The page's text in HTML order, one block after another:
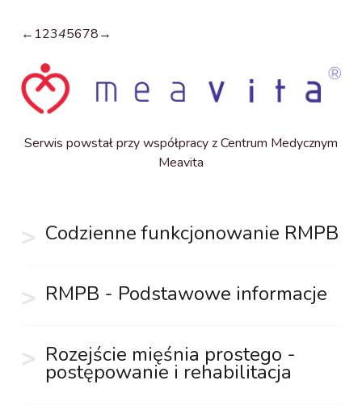
← 12345678→
Serwis powstał przy współpracy z Centrum Medycznym
Meavita
Codzienne funkcjonowanie RMPB
RMPB - Podstawowe informacje
Rozejście mięśnia prostego -
postępowanie i rehabilitacja